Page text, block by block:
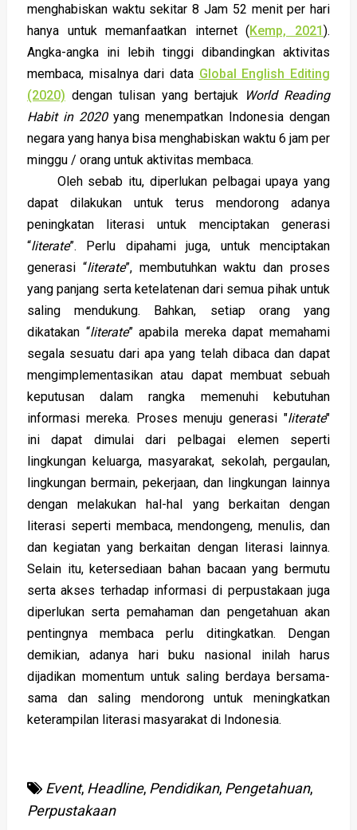
menghabiskan waktu sekitar 8 Jam 52 menit per hari
hanya untuk memanfaatkan internet (Kemp, 2021).
Angka-angka ini lebih tinggi dibandingkan aktivitas
membaca, misalnya dari data Global English Editing
(2020) dengan tulisan yang bertajuk
World Reading
Habit in 2020yang menempatkan Indonesia dengan
negara yang hanya bisa menghabiskan waktu 6 jam per
minggu / orang untuk aktivitas membaca.
Oleh sebab itu, diperlukan pelbagai upaya yang
dapat dilakukan untuk terus mendorong adanya
peningkatan literasi untuk menciptakan generasi
“literate”. Perlu dipahami juga, untuk menciptakan
generasi “literate”, membutuhkan waktu dan proses
yang panjang serta ketelatenan dari semua pihak untuk
saling mendukung. Bahkan, setiap orang yang
dikatakan “literate” apabila mereka dapat memahami
segala sesuatu dari apa yang telah dibaca dan dapat
mengimplementasikan atau dapat membuat sebuah
keputusan dalam rangka memenuhi kebutuhan
informasi mereka. Proses menuju generasi "literate"
ini dapat dimulai dari pelbagai elemen seperti
lingkungan keluarga, masyarakat, sekolah, pergaulan,
lingkungan bermain, pekerjaan, dan lingkungan lainnya
dengan melakukan hal-hal yang berkaitan dengan
literasi seperti membaca, mendongeng, menulis, dan
dan kegiatan yang berkaitan dengan literasi lainnya.
Selain itu, ketersediaan bahan bacaan yang bermutu
serta akses terhadap informasi di perpustakaan juga
diperlukan serta pemahaman dan pengetahuan akan
pentingnya membaca perlu ditingkatkan. Dengan
demikian, adanya hari buku nasional inilah harus
dijadikan momentum untuk saling berdaya bersama-
sama dan saling mendorong untuk meningkatkan
keterampilan literasi masyarakat di Indonesia.
Event, Headline, Pendidikan, Pengetahuan,
Perpustakaan